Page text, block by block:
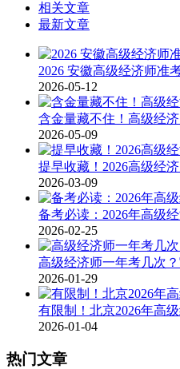
相关文章
最新文章
2026 安徽高级经济师准
2026-05-12
含金量藏不住！高级经
2026-05-09
提早收藏！2026高级经
2026-03-09
备考必读：2026年高级
2026-02-25
高级经济师一年考几次
2026-01-29
有限制！北京2026年高
2026-01-04
热门文章